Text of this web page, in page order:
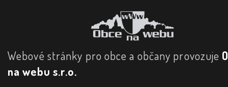
Webové stránky pro obce a občany provozuje
na webu s.r.o.